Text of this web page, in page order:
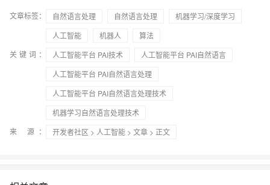
文章标签： 自然语言处理 自然语言处理
机器学习/深度学习
人工智能
机器人
算法
关键词：
人工智能平台 PAI技术
人工智能平台 PAI自然语言
人工智能平台 PAI自然语言处理
人工智能平台 PAI自然语言处理技术
机器学习自然语言处理技术
来 源：
开发者社区 > 人工智能 > 文章 > 正文